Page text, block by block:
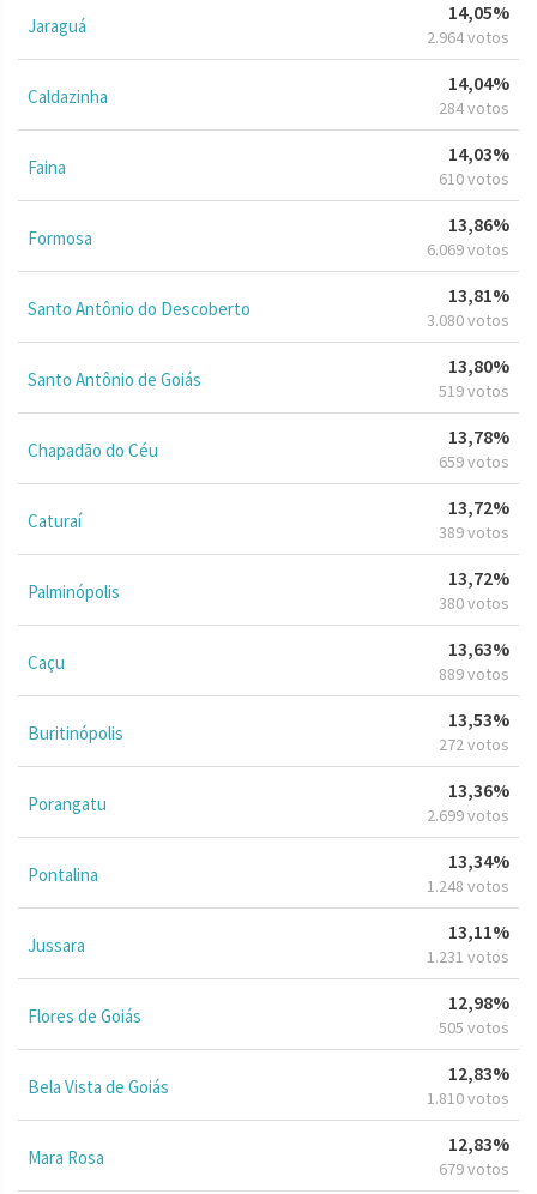
Jaraguá
14,05%
2.964 votos
Caldazinha
14,04%
284 votos
Faina
14,03%
610 votos
Formosa
13,86%
6.069 votos
Santo Antônio do Descoberto
13,81%
3.080 votos
Santo Antônio de Goiás
13,80%
519 votos
Chapadão do Céu
13,78%
659 votos
Caturaí
13,72%
389 votos
Palminópolis
13,72%
380 votos
Caçu
13,63%
889 votos
Buritinópolis
13,53%
272 votos
Porangatu
13,36%
2.699 votos
Pontalina
13,34%
1.248 votos
Jussara
13,11%
1.231 votos
Flores de Goiás
12,98%
505 votos
Bela Vista de Goiás
12,83%
1.810 votos
Mara Rosa
12,83%
679 votos